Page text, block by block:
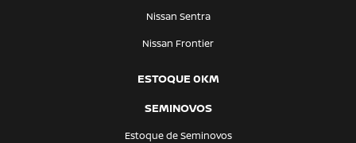
Nissan Sentra
Nissan Frontier
ESTOQUE 0KM
SEMINOVOS
Estoque de Seminovos